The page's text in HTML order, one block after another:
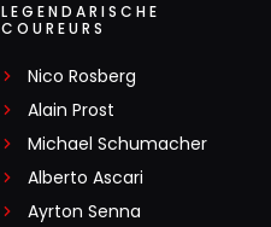
LEGENDARISCHE
COUREURS
Nico Rosberg
Alain Prost
Michael Schumacher
Alberto Ascari
Ayrton Senna